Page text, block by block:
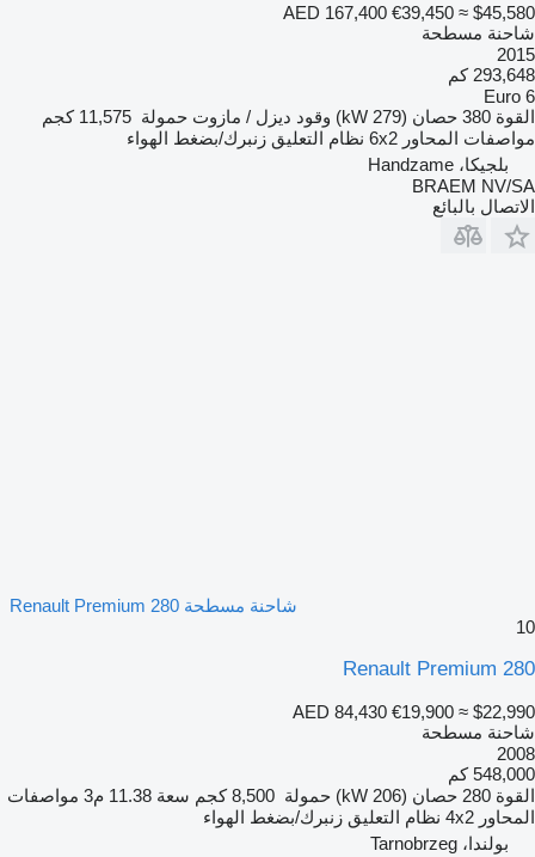
AED 167,400 €39,450 ≈ $45,580
شاحنة مسطحة
2015
293,648 كم
Euro 6
القوة 380 حصان (279 kW) وقود ديزل / مازوت حمولة 11,575 كجم
مواصفات المحاور 6x2 نظام التعليق زنبرك/بضغط الهواء
بلجيكا، Handzame
BRAEM NV/SA
الاتصال بالبائع
شاحنة مسطحة Renault Premium 280
10
Renault Premium 280
AED 84,430 €19,900 ≈ $22,990
شاحنة مسطحة
2008
548,000 كم
القوة 280 حصان (206 kW) حمولة 8,500 كجم سعة 11.38 م3
مواصفات
المحاور 4x2 نظام التعليق زنبرك/بضغط الهواء
بولندا، Tarnobrzeg